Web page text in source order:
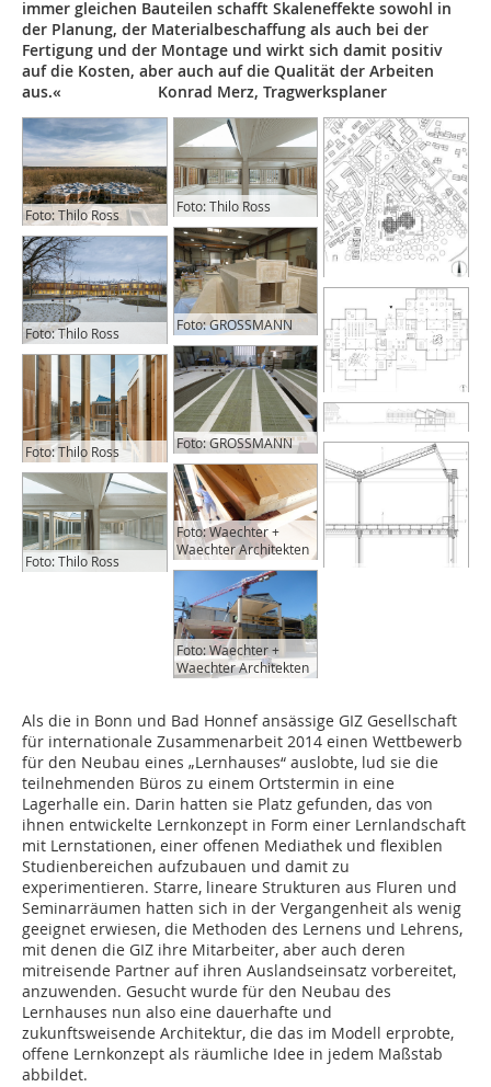
immer gleichen Bauteilen schafft Skaleneffekte sowohl in
der Planung, der Materialbeschaffung als auch bei der
Fertigung und der Montage und wirkt sich damit positiv
auf die Kosten, aber auch auf die Qualität der Arbeiten
aus.« Konrad Merz, Tragwerksplaner
Foto: Thilo Ross
Foto: Thilo Ross
Foto: Thilo Ross
Foto: Thilo Ross
Foto: Thilo Ross
Foto: GROSSMANN
Foto: GROSSMANN
Foto: Waechter +
Waechter Architekten
Foto: Waechter +
Waechter Architekten
Als die in Bonn und Bad Honnef ansässige GIZ Gesellschaft
für internationale Zusammenarbeit 2014 einen Wettbewerb
für den Neubau eines „Lernhauses“ auslobte, lud sie die
teilnehmenden Büros zu einem Ortstermin in eine
Lagerhalle ein. Darin hatten sie Platz gefunden, das von
ihnen entwickelte Lernkonzept in Form einer Lernlandschaft
mit Lernstationen, einer offenen Mediathek und flexiblen
Studienbereichen aufzubauen und damit zu
experimentieren. Starre, lineare Strukturen aus Fluren und
Seminarräumen hatten sich in der Vergangenheit als wenig
geeignet erwiesen, die Methoden des Lernens und Lehrens,
mit denen die GIZ ihre Mitarbeiter, aber auch deren
mitreisende Partner auf ihren Auslandseinsatz vorbereitet,
anzuwenden. Gesucht wurde für den Neubau des
Lernhauses nun also eine dauerhafte und
zukunftsweisende Architektur, die das im Modell erprobte,
offene Lernkonzept als räumliche Idee in jedem Maßstab
abbildet.